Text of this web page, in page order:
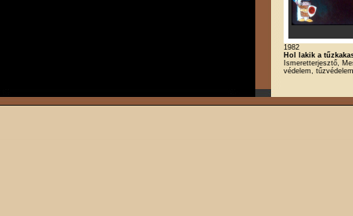
1982
Hol lakik a
Ismeretterjesztő,
védelem, tűzvédelem